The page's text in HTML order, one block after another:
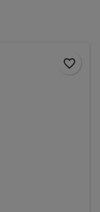
favorite_border